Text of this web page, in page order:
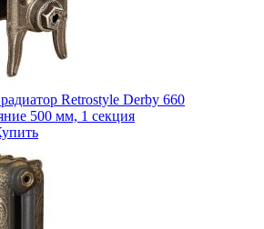
Retrostyle Derby 660
500 мм, 1 секция